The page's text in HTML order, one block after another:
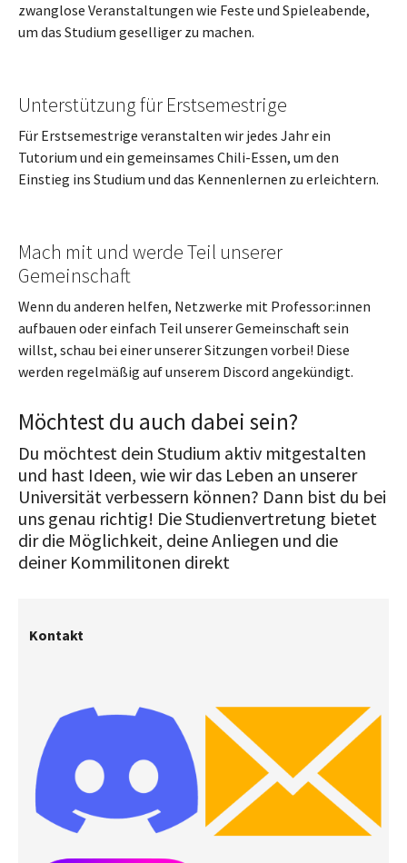
zwanglose Veranstaltungen wie Feste und Spieleabende,
um das Studium geselliger zu machen.
Unterstützung für Erstsemestrige
Für Erstsemestrige veranstalten wir jedes Jahr ein
Tutorium und ein gemeinsames Chili-Essen, um den
Einstieg ins Studium und das Kennenlernen zu erleichtern.
Mach mit und werde Teil unserer
Gemeinschaft
Wenn du anderen helfen, Netzwerke mit Professor:innen
aufbauen oder einfach Teil unserer Gemeinschaft sein
willst, schau bei einer unserer Sitzungen vorbei! Diese
werden regelmäßig auf unserem Discord angekündigt.
Möchtest du auch dabei sein?
Du möchtest dein Studium aktiv mitgestalten
und hast Ideen, wie wir das Leben an unserer
Universität verbessern können? Dann bist du bei
uns genau richtig! Die Studienvertretung bietet
dir die Möglichkeit, deine Anliegen und die
deiner Kommilitonen direkt
Kontakt